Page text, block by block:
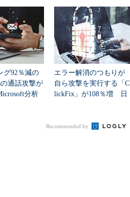
グ92％減の
の通話攻撃が
分析
エラー解消のつもりが
自ら攻撃を実行する「C
lickFix」が108％増 日
Recommended by